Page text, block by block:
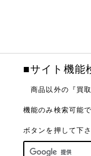
■サイト機能
商品以外の『買
機能のみ検索可能
ボタンを押して下